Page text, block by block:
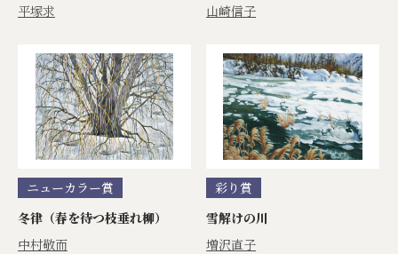
平塚求
山崎信子
ニューカラー賞
冬律（春を待つ枝垂れ柳）
中村敬而
彩り賞
雪解けの川
増沢直子